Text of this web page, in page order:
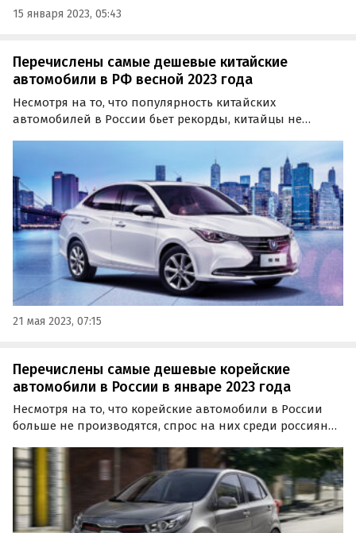
15 января 2023, 05:43
Перечислены самые дешевые китайские
автомобили в РФ весной 2023 года
Несмотря на то, что популярность китайских
автомобилей в России бьет рекорды, китайцы не
21 мая 2023, 07:15
Перечислены самые дешевые корейские
автомобили в России в январе 2023 года
Несмотря на то, что корейские автомобили в России
больше не производятся, спрос на них среди россиян
«Автоновости дня» составили ТОП-5 самых доступных
моделей корейских марок на российском рынке в…